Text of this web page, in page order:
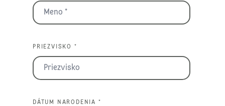
PRIEZVISKO *
DÁTUM NARODENIA *